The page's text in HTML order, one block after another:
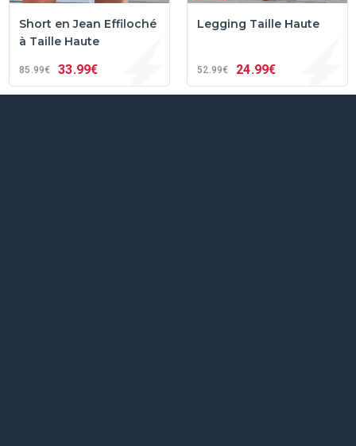
Short en Jean Effiloché
à Taille Haute
85 99€ 33 99€
Legging Taille Haute
52 99€ 24 99€